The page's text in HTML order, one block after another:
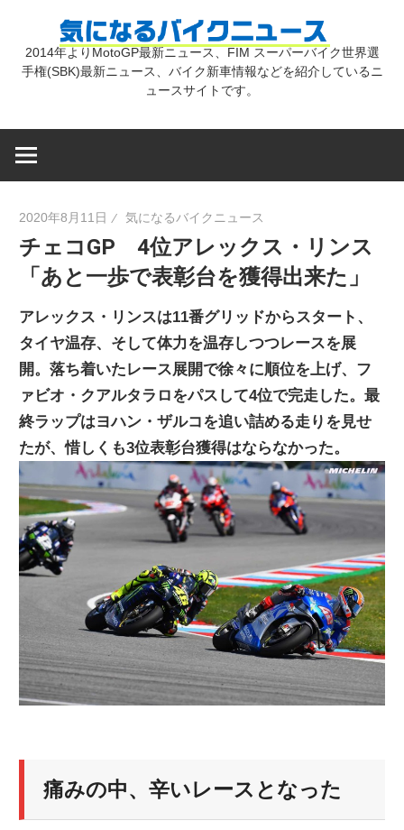
気
バ
イ
ク
ニ
ュ
ー
ス
2014年よりMotoGP最新ニュース、FIM スーパーバイク世界選
手権(SBK)最新ニュース、バイク新車情報などを紹介しているニ
ュースサイトです。
2020年8月11日 気になるバイクニュース
チェコGP 4位アレックス・リンス
「あと一歩で表彰台を獲得出来た」
アレックス・リンスは11番グリッドからスタート、
タイヤ温存、そして体力を温存しつつレースを展
開。落ち着いたレース展開で徐々に順位を上げ、フ
ァビオ・クアルタラロをパスして4位で完走した。最
終ラップはヨハン・ザルコを追い詰める走りを見せ
たが、惜しくも3位表彰台獲得はならなかった。
痛みの中、辛いレースとなった